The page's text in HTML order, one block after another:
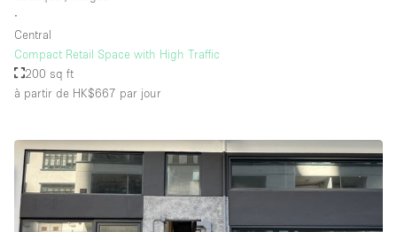
∙
Central
Compact Retail Space with High Traffic
200 sq ft
à partir de HK$667 par jour